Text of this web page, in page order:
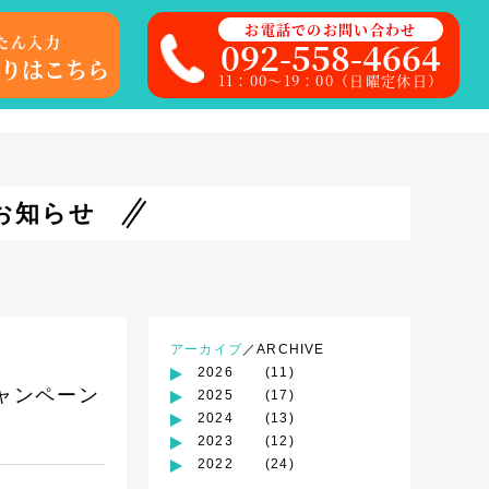
ん入力
はこちら
お電話でのお問い合わせ
092-558-4664
11：00～19：00（日曜定休日）
知らせ
ンペーン
アーカイブ ／ARCHIVE
2026
(11)
2025
(17)
2024
(13)
2023
(12)
2022
(24)